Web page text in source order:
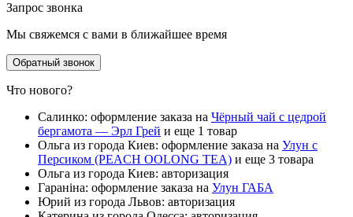
Запрос звонка
Мы свяжемся с вами в ближайшее время
Обратный звонок
Что нового?
Салинко: оформление заказа на Чёрный чай с цедрой
бергамота — Эрл Грей и еще 1 товар
Ольга из города Киев: оформление заказа на Улун с
Персиком (PEACH OOLONG TEA) и еще 3 товара
Ольга из города Киев: авторизация
Гараніна: оформление заказа на Улун ГАБА
Юрий из города Львов: авторизация